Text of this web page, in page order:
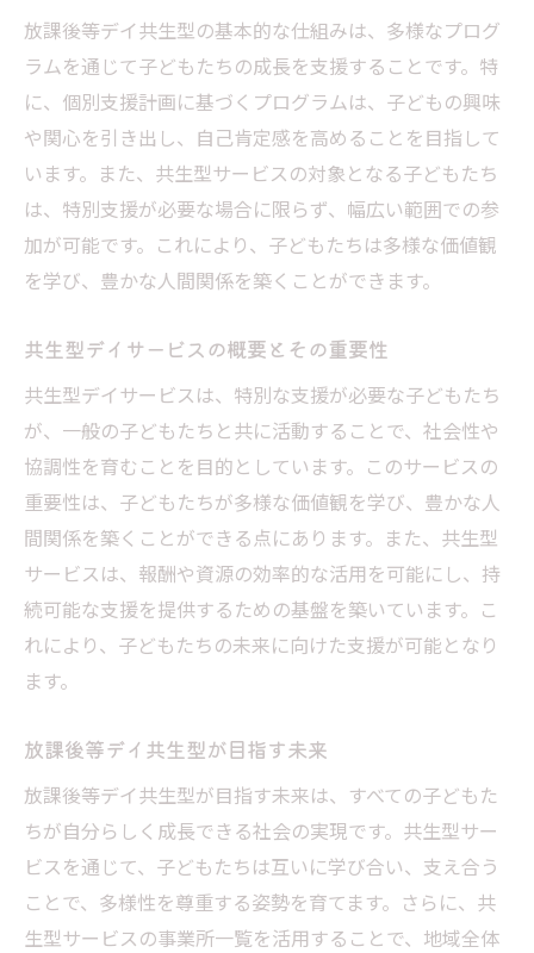
放課後等デイ共生型の基本的な仕組みは、多様なプログ
ラムを通じて子どもたちの成長を支援することです。特
に、個別支援計画に基づくプログラムは、子どもの興味
や関心を引き出し、自己肯定感を高めることを目指して
います。また、共生型サービスの対象となる子どもたち
は、特別支援が必要な場合に限らず、幅広い範囲での参
加が可能です。これにより、子どもたちは多様な価値観
を学び、豊かな人間関係を築くことができます。
共生型デイサービスの概要とその重要性
共生型デイサービスは、特別な支援が必要な子どもたち
が、一般の子どもたちと共に活動することで、社会性や
協調性を育むことを目的としています。このサービスの
重要性は、子どもたちが多様な価値観を学び、豊かな人
間関係を築くことができる点にあります。また、共生型
サービスは、報酬や資源の効率的な活用を可能にし、持
続可能な支援を提供するための基盤を築いています。こ
れにより、子どもたちの未来に向けた支援が可能となり
ます。
放課後等デイ共生型が目指す未来
放課後等デイ共生型が目指す未来は、すべての子どもた
ちが自分らしく成長できる社会の実現です。共生型サー
ビスを通じて、子どもたちは互いに学び合い、支え合う
ことで、多様性を尊重する姿勢を育てます。さらに、共
生型サービスの事業所一覧を活用することで、地域全体